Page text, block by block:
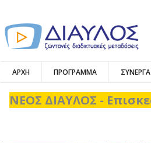
ΑΡΧΗ ΠΡΟΓΡΑΜΜΑ
ΝΕΟΣ ΔΙΑΥΛΟΣ -